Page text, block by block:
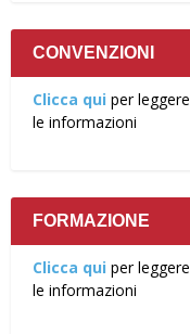
CONVENZIONI
Clicca qui per leggere
le informazioni
FORMAZIONE
Clicca qui per leggere
le informazioni